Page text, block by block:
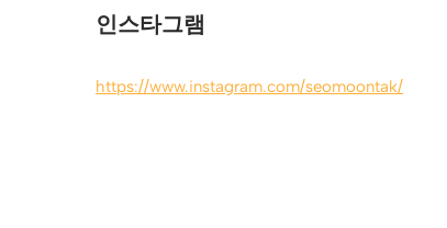
인스타그램
https://www.instagram.com/seomoontak/